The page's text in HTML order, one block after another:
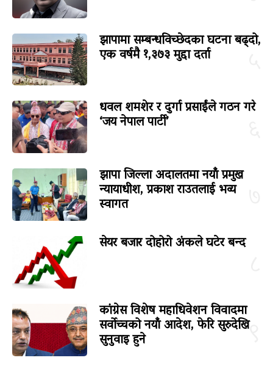
झापामा सम्बन्धविच्छेदका घटना बढ्दो,
एक वर्षमै १,३७३ मुद्दा दर्ता
धवल शमशेर र दुर्गा प्रसाईंले गठन गरे
‘जय नेपाल पार्टी’
झापा जिल्ला अदालतमा नयाँ प्रमुख
न्यायाधीश, प्रकाश राउतलाई भव्य
स्वागत
सेयर बजार दोहोरो अंकले घटेर बन्द
९
कांग्रेस विशेष महाधिवेशन विवादमा
सर्वोच्चको नयाँ आदेश, फेरि सुरुदेखि
सुनुवाइ हुने